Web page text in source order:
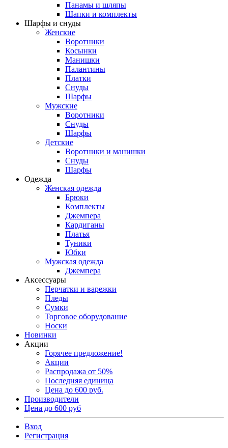
Панамы и шляпы
Шапки и комплекты
Шарфы и снуды
Женские
Воротники
Косынки
Манишки
Палантины
Платки
Снуды
Шарфы
Мужские
Воротники
Снуды
Шарфы
Детские
Воротники и манишки
Снуды
Шарфы
Одежда
Женская одежда
Брюки
Комплекты
Джемпера
Кардиганы
Платья
Туники
Юбки
Мужская одежда
Джемпера
Аксессуары
Перчатки и варежки
Пледы
Сумки
Торговое оборудование
Носки
Новинки
Акции
Горячее предложение!
Акции
Распродажа от 50%
Последняя единица
Цена до 600 руб.
Производители
Цена до 600 руб
Вход
Регистрация